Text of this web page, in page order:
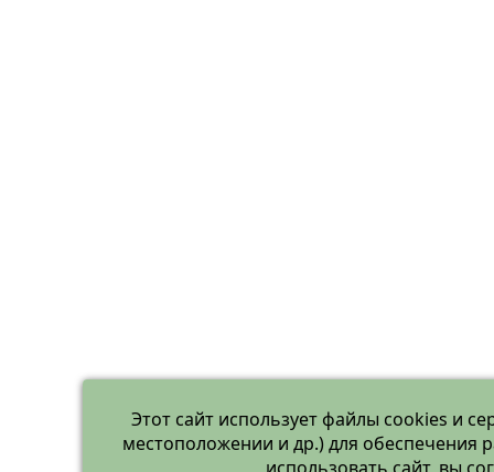
Этот сайт использует файлы cookies и
местоположении и др.) для обеспечения